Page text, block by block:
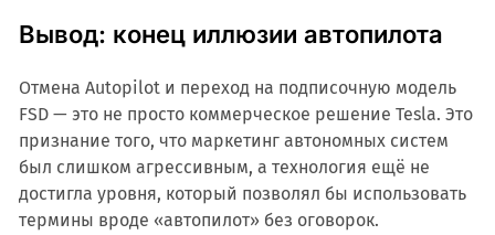
Вывод: конец иллюзии автопилота
Отмена Autopilot и переход на подписочную модель
FSD — это не просто коммерческое решение Tesla. Это
признание того, что маркетинг автономных систем
был слишком агрессивным, а технология ещё не
достигла уровня, который позволял бы использовать
термины вроде «автопилот» без оговорок.